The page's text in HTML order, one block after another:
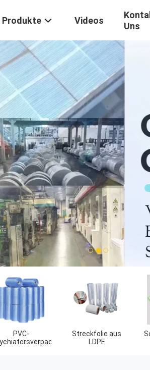
Produkte Videos
Uns
1 2 3
biologisch
abbaubare
Kartonsäcke